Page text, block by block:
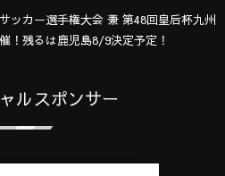
ッカー選手権大会 兼 第48回皇后杯九州
！残るは鹿児島8/9決定予定！
ルスポンサー